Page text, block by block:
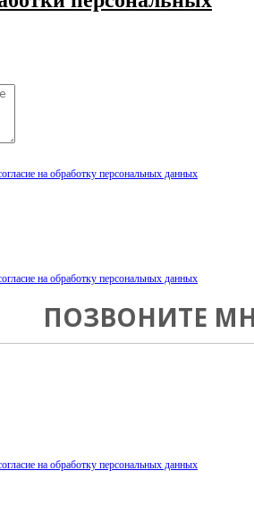
на обработку персональных данных
на обработку персональных данных
ПОЗВОНИТЕ
на обработку персональных данных